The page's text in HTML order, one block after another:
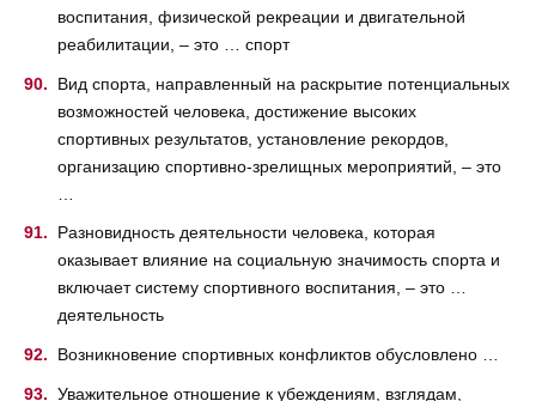
воспитания, физической рекреации и двигательной
реабилитации, – это … спорт
Вид спорта, направленный на раскрытие потенциальных
возможностей человека, достижение высоких
спортивных результатов, установление рекордов,
организацию спортивно-зрелищных мероприятий, – это
Разновидность деятельности человека, которая
оказывает влияние на социальную значимость спорта и
включает систему спортивного воспитания, – это …
деятельность
Возникновение спортивных конфликтов обусловлено …
Уважительное отношение к убеждениям, взглядам,